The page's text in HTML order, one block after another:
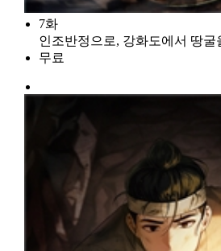
7화
인조반정으로, 강화도에서 땅굴
무료